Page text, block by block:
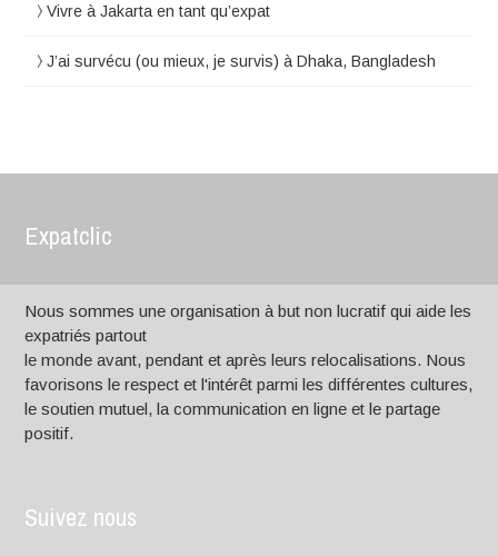
Vivre à Jakarta en tant qu’expat
J’ai survécu (ou mieux, je survis) à Dhaka, Bangladesh
Expatclic
Nous sommes une organisation à but non lucratif qui aide les
expatriés partout
le monde avant, pendant et après leurs relocalisations. Nous
favorisons le respect et l'intérêt parmi les différentes cultures,
le soutien mutuel, la communication en ligne et le partage
positif.
Suivez nous